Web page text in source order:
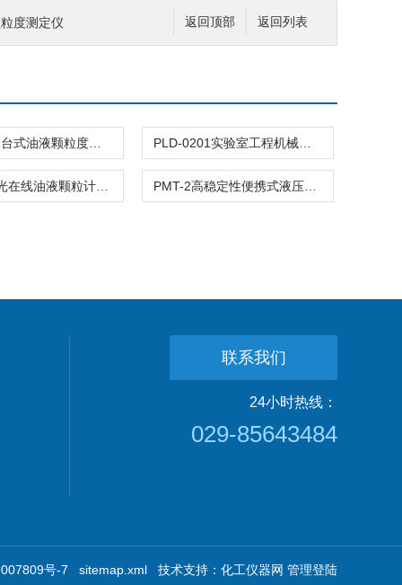
返回列表
返回顶部
度测定仪
联系我们
24小时热线：
029-85643484
号-7 sitemap.xml 技术支持： 化工仪器网 管理登陆